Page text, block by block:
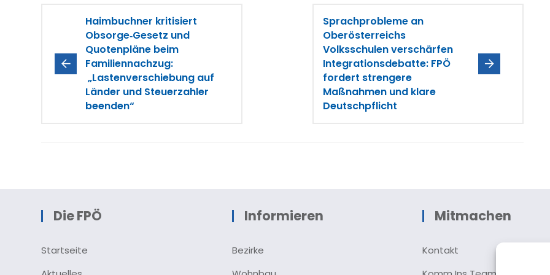
Haimbuchner kritisiert
Obsorge‑Gesetz und
Quotenpläne beim
Familiennachzug:
„Lastenverschiebung auf
Länder und Steuerzahler
beenden“
Sprachprobleme an
Oberösterreichs
Volksschulen verschärfen
Integrationsdebatte: FPÖ
fordert strengere
Maßnahmen und klare
Deutschpflicht
Die FPÖ
Startseite
Informieren
Bezirke
Mitmachen
Kontakt